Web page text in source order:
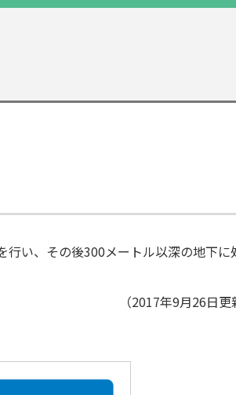
い、その後300メートル以深の地下に
（2017年9月26日